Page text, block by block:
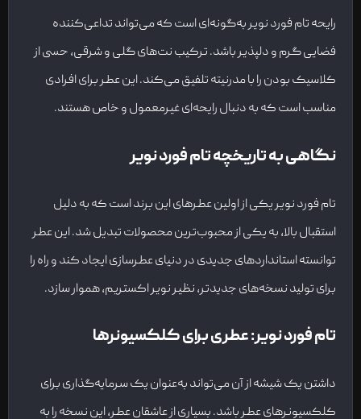
رایحه تام فورد نویر به‌گونه‌ای است که می‌تواند تداعی‌کننده
فضایی گرم و دلپذیر باشد. ترکیب نت‌های گلی و شرقی، حسی از
کلاسیک بودن را با مدرنیته تلفیق می‌کند. این عطر برای افرادی
مناسب است که به دنبال رایحه‌ای غیرمعمول و خاص هستند.
نگاهی به تاریخچه تام فورد نویر
تام فورد نویر یکی از اولین عطرهای این برند است که به دلیل
استقبال بالا، به یکی از محبوب‌ترین محصولات تبدیل شد. این عطر
توانسته استانداردهای جدیدی در دنیای عطرسازی ایجاد کند و راه را
برای تولید نسخه‌های جدیدتر، نظیر نویر اکستریم، هموار سازد.
تام فورد نویر: عطری برای کلکسیونرها
داشتن یک شیشه از آن می‌تواند به‌عنوان یک سرمایه‌گذاری برای
کلکسیونرهای عطر باشد. بسیاری از عاشقان عطر، این نسخه را به